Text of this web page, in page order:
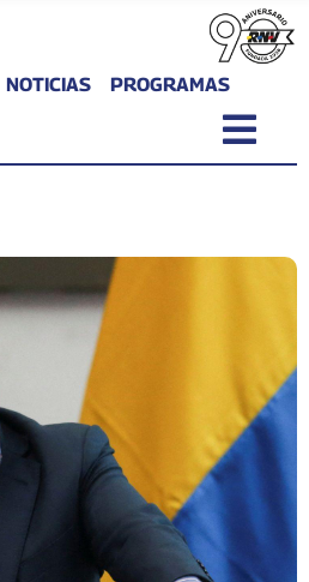
NOTICIAS PROGRAMAS